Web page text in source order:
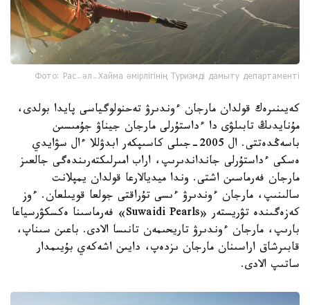
Фото: Рас-әл-Хайма әмірлігінің Туризмді дамыту департаменті
كەيىنىرەك قولدان مارجان ءوندىرۋ تەحنولوگياسى پايدا بولدى،
مۇنايدىڭ تابىلۋى دا ءداستۇرلى مارجان جيناۋ جۇمىسىن
باسەڭدەتتى. ال 2005-جىلى كاسىپكەر ابدۋللا ءال سۋايدي
ەسكى ءداستۇرلى جانداندىرىپ، اراب امىرلىكتەرىندەگى جالعىز
مارجان فەرماسىن اشتى. وندا ميديالارعا قولدان يمپلانت
سالىنىپ، مارجان ءوندىرۋ ءىسى تۇراقتى جولعا قويىلعان. ءوز
كەزەگىندە تۋريستەر «Suwaidi Pearls» فەرماسىنا ەكسكۋرسياعا
بارىپ، مارجان ءوندىرۋ تاريحىمەن تانىسا الادى. باعىن سىناپ،
قابىرشاق اراسىنان مارجان ىزدەپ، دايىن اشەكەي بۇيىمدار
ساتىپ الادى.